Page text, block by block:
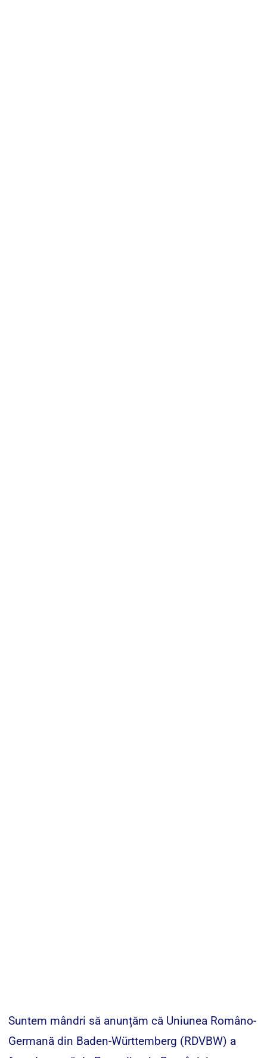
Suntem mândri să anunțăm că Uniunea Româno-
Germană din Baden-Württemberg (RDVBW) a